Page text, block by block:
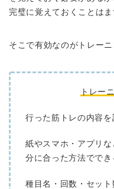
完璧に覚えておくことはま
そこで有効なのがトレー
トレー
行った筋トレの内容を
紙やスマホ・アプリ
分に合った方法ででき
種目名・回数・セッ